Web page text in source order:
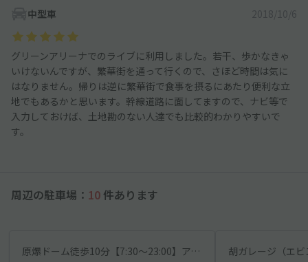
中型車 2018/10/6
グリーンアリーナでのライブに利用しました。若干、歩かなきゃ
いけないんですが、繁華街を通って行くので、さほど時間は気に
はなりません。帰りは逆に繁華街で食事を摂るにあたり便利な立
地でもあるかと思います。幹線道路に面してますので、ナビ等で
入力しておけば、土地勘のない人達でも比較的わかりやすいで
す。
周辺の駐車場： 10 件あります
原爆ドーム徒歩10分【7:30～23:00】アイパーキング ※ハイルーフOK